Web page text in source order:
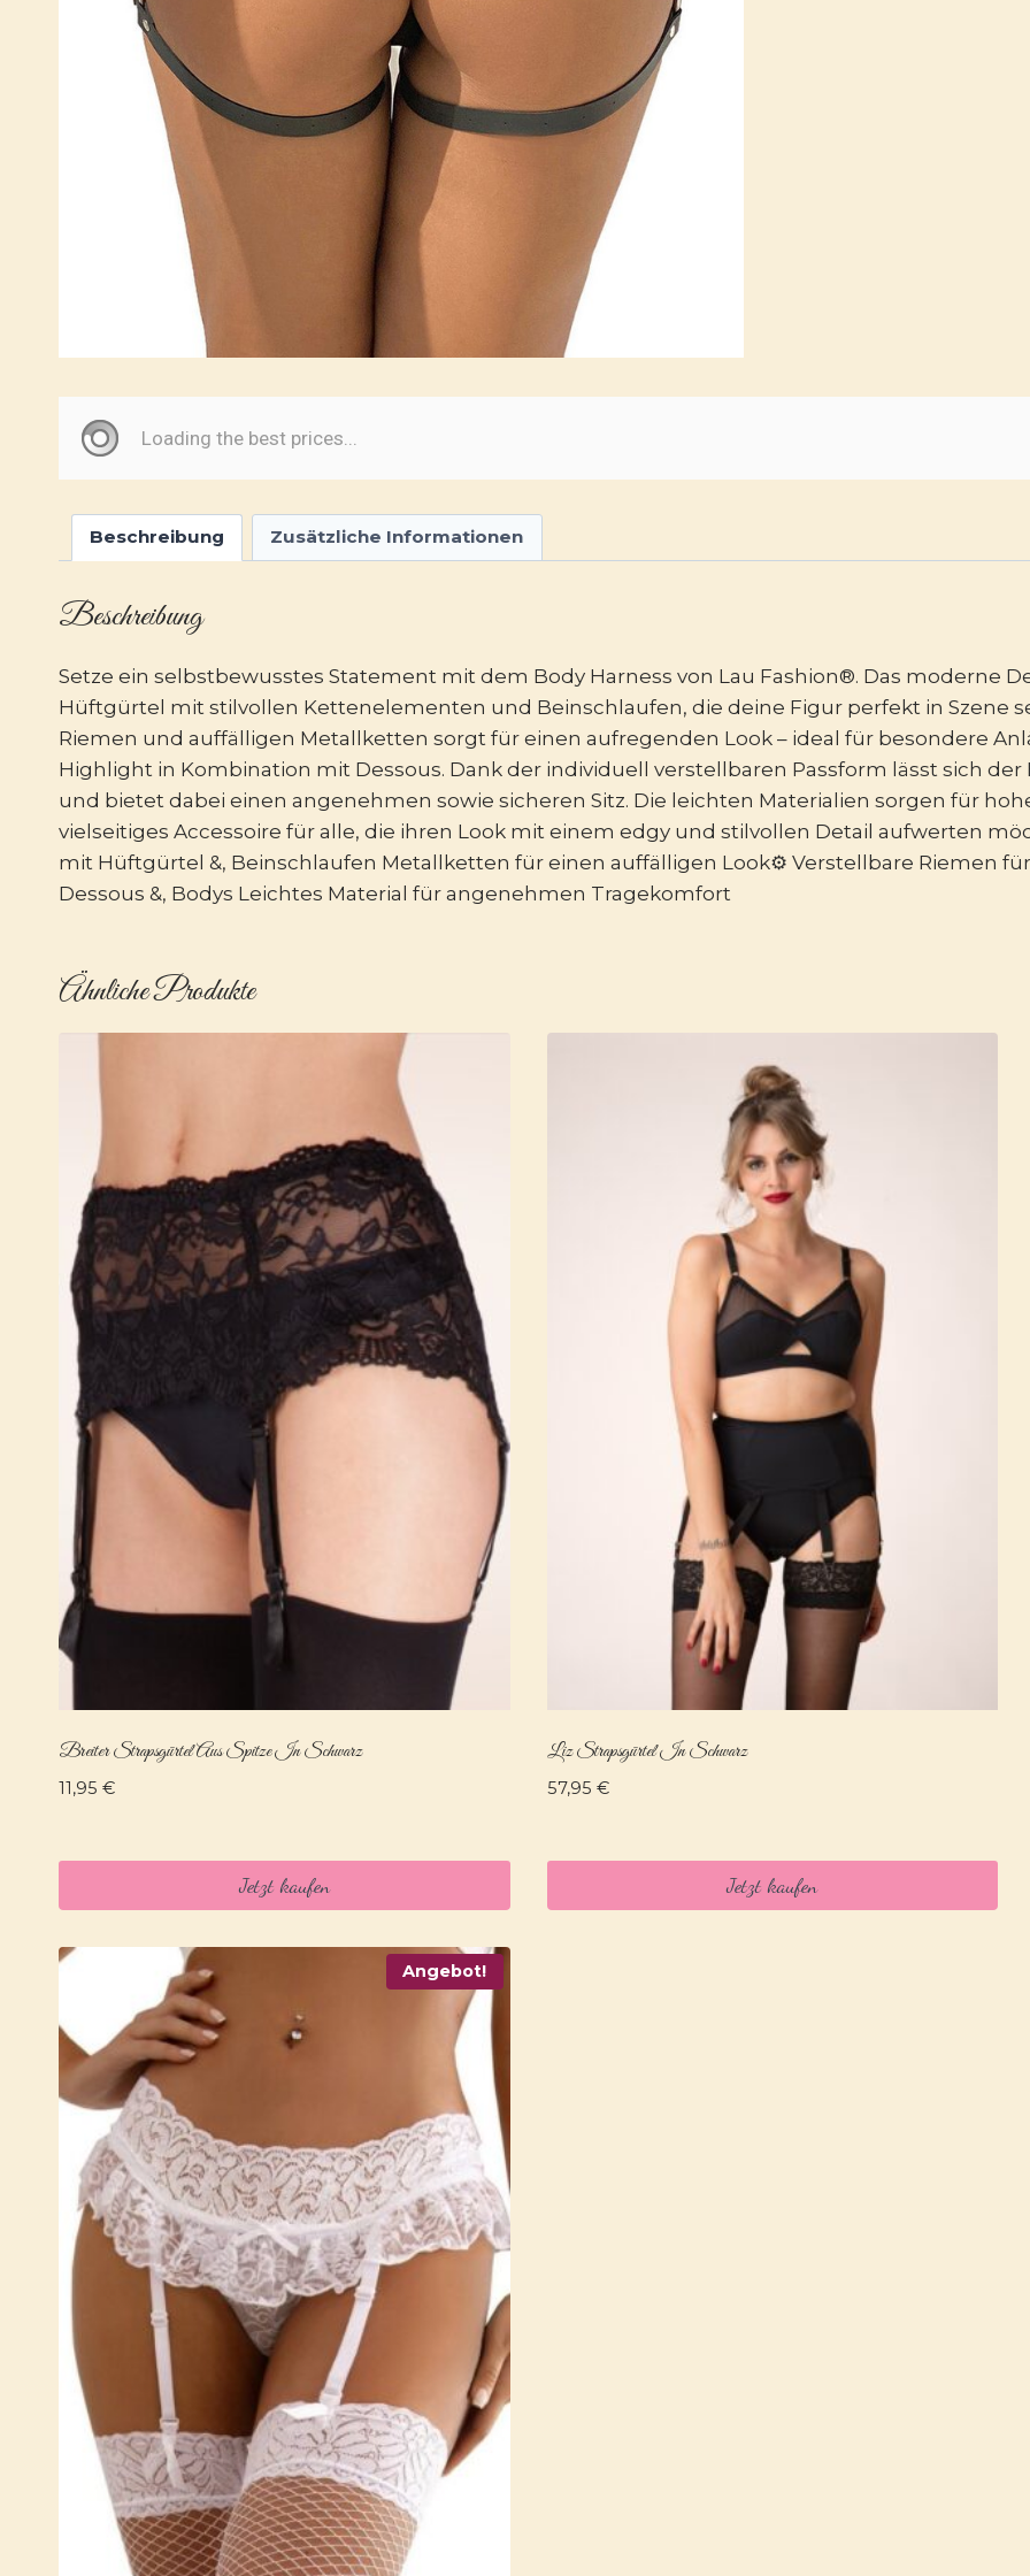
Beschreibung Zusätzliche Informationen
Beschreibung
Setze ein selbstbewusstes Statement mit dem Body Harness von Lau Fashion®. Das moderne
Hüftgürtel mit stilvollen Kettenelementen und Beinschlaufen, die deine Figur perfekt in Szene
Riemen und auffälligen Metallketten sorgt für einen aufregenden Look – ideal für besondere
Highlight in Kombination mit Dessous. Dank der individuell verstellbaren Passform lässt sich
und bietet dabei einen angenehmen sowie sicheren Sitz. Die leichten Materialien sorgen für
vielseitiges Accessoire für alle, die ihren Look mit einem edgy und stilvollen Detail aufwerten
mit Hüftgürtel &, Beinschlaufen Metallketten für einen auffälligen Look⚙ Verstellbare Riemen
Dessous &, Bodys Leichtes Material für angenehmen Tragekomfort
Ähnliche Produkte
Breiter Strapsgürtel Aus Spitze In Schwarz
11,95 €
Jetzt kaufen
Liz Strapsgürtel In Schwarz
57,95 €
Jetzt kaufen
Angebot!